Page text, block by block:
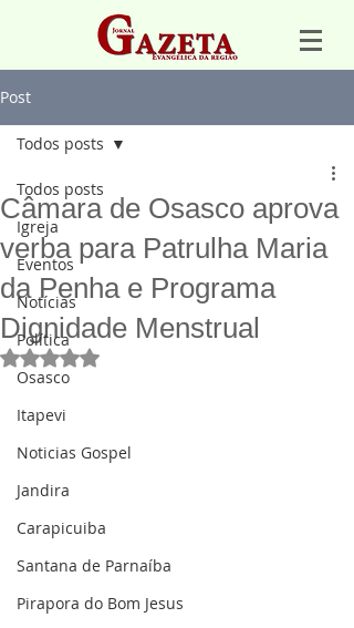
Post
Todos posts
Igreja
Eventos
Notícias
Política
Osasco
Itapevi
Noticias Gospel
Jandira
Carapicuiba
Santana de Parnaíba
Pirapora do Bom Jesus
Todos posts
Câmara de Osasco aprova
verba para Patrulha Maria
da Penha e Programa
Dignidade Menstrual
Avaliado com NaN de 5 estrelas.